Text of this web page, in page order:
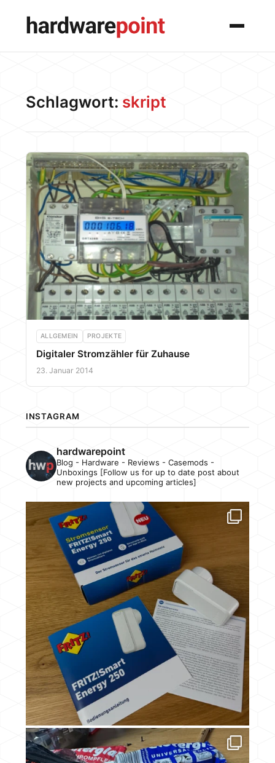
Menü
Schlagwort: skript
ALLGEMEIN PROJEKTE
Digitaler Stromzähler für Zuhause
23. Januar 2014
INSTAGRAM
hardwarepoint
Blog - Hardware - Reviews - Casemods -
Unboxings [Follow us for up to date post about
new projects and upcoming articles]